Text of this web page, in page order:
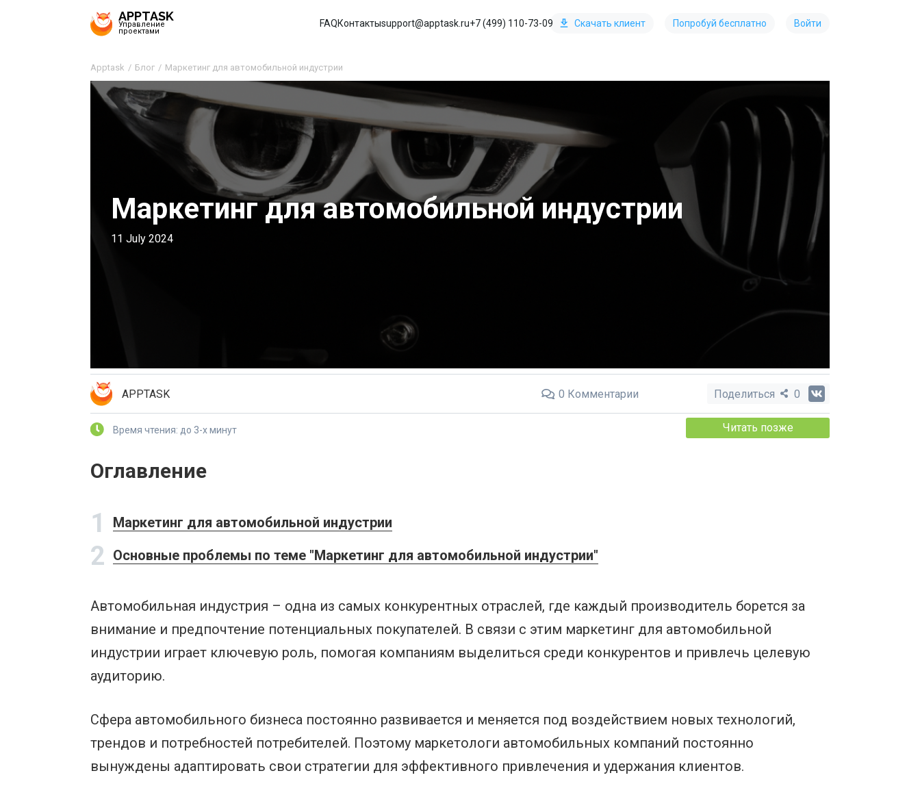
APPTASK
Управление
проектами
FAQКонтактыsupport@apptask.ru+7 (499) 110-73-09 Скачать клиент Попробуй бесплатно Войти
Apptask Блог Маркетинг для автомобильной индустрии
Маркетинг для автомобильной индустрии
11 July 2024
APPTASK 0 Комментарии Поделиться 0
Время чтения: до 3-х минут Читать позже
Оглавление
1 Маркетинг для автомобильной индустрии
2 Основные проблемы по теме "Маркетинг для автомобильной индустрии"
Автомобильная индустрия – одна из самых конкурентных отраслей, где каждый производитель борется за
внимание и предпочтение потенциальных покупателей. В связи с этим маркетинг для автомобильной
индустрии играет ключевую роль, помогая компаниям выделиться среди конкурентов и привлечь целевую
аудиторию.
Сфера автомобильного бизнеса постоянно развивается и меняется под воздействием новых технологий,
трендов и потребностей потребителей. Поэтому маркетологи автомобильных компаний постоянно
вынуждены адаптировать свои стратегии для эффективного привлечения и удержания клиентов.